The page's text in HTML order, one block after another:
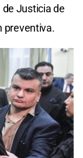
Justicia de
preventiva.